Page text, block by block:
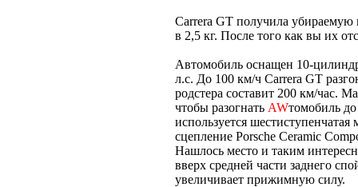
Carrera GT получила
в 2,5 кг. После того как вы их
Автомобиль оснащен 10-
л.с. До 100 км/ч Carrera GT
родстера составит 200 км/час.
чтобы разогнать AWтомобиль
используется
сцепление Porsche Ceramic
Нашлось место и таким
вверх средней части заднего
увеличивает прижимную силу.